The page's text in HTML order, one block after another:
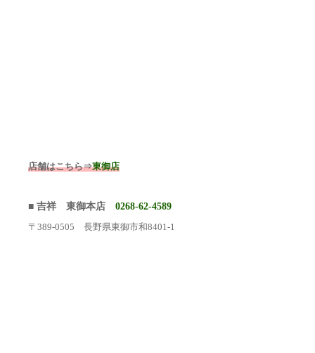
店舗はこちら⇒東御店
■ 吉祥 東御本店 0268-62-4589
〒389-0505 長野県東御市和8401-1